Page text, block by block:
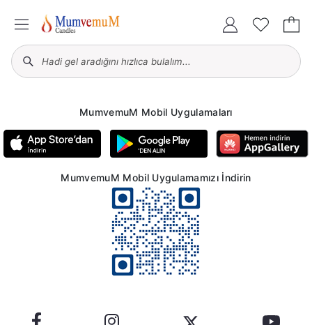
MumvemuM Mobil Uygulamaları
MumvemuM Mobil Uygulamamızı İndirin